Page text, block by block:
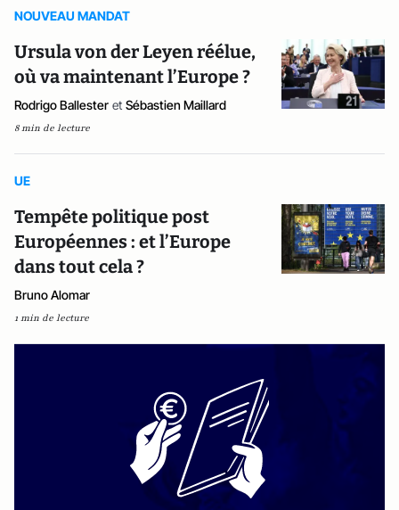
NOUVEAU MANDAT
Ursula von der Leyen réélue,
où va maintenant l’Europe ?
Rodrigo Ballester et Sébastien Maillard
8 min de lecture
UE
Tempête politique post
Européennes : et l’Europe
dans tout cela ?
Bruno Alomar
1 min de lecture